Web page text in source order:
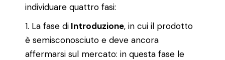
individuare quattro fasi:
La fase di Introduzione, in cui il prodotto
è semisconosciuto e deve ancora
affermarsi sul mercato: in questa fase le